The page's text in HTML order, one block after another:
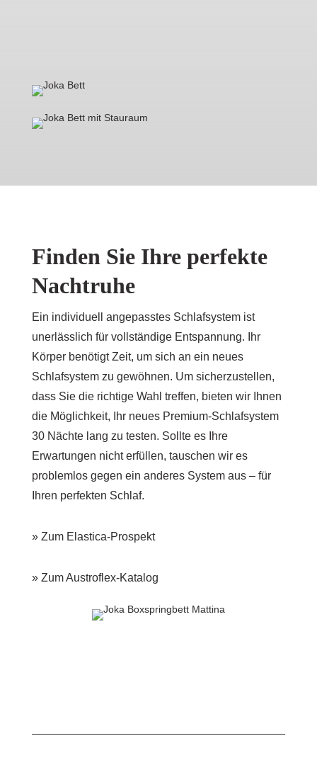
Finden Sie Ihre perfekte
Nachtruhe
Ein individuell angepasstes Schlafsystem ist
unerlässlich für vollständige Entspannung. Ihr
Körper benötigt Zeit, um sich an ein neues
Schlafsystem zu gewöhnen. Um sicherzustellen,
dass Sie die richtige Wahl treffen, bieten wir Ihnen
die Möglichkeit, Ihr neues Premium-Schlafsystem
30 Nächte lang zu testen. Sollte es Ihre
Erwartungen nicht erfüllen, tauschen wir es
problemlos gegen ein anderes System aus – für
Ihren perfekten Schlaf.
» Zum Elastica-Prospekt
» Zum Austroflex-Katalog